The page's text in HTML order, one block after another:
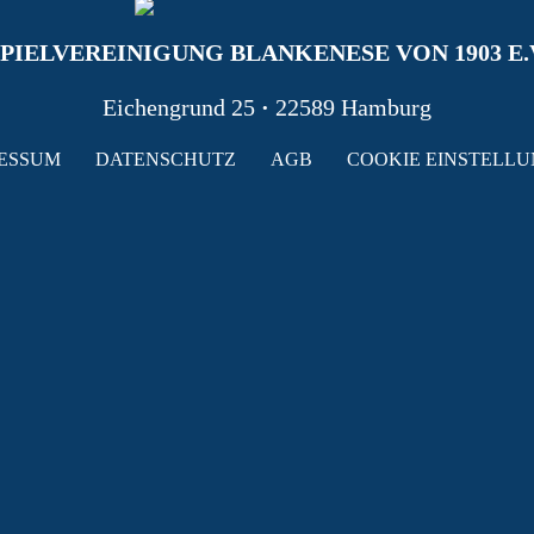
BLANKENESE VON 1903
Eichengrund 25 · 22589 Hamburg
DATENSCHUTZ AGB COOKIE